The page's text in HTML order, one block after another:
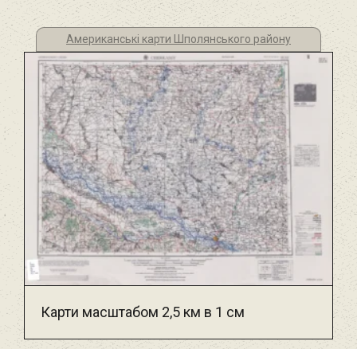
Американські карти Шполянського району
Карти масштабом 2,5 км в 1 см